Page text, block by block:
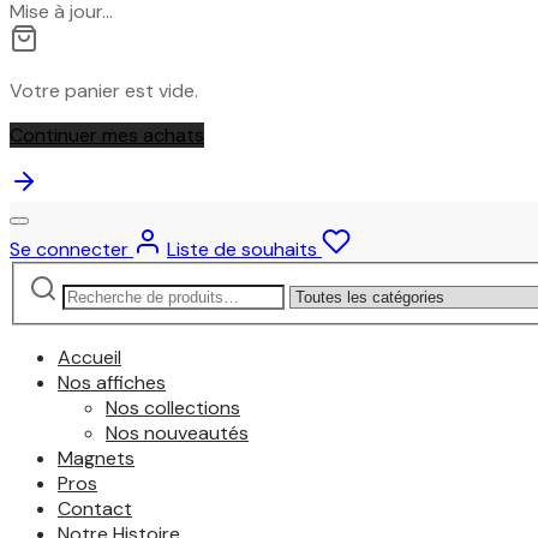
Mise à jour…
Votre panier est vide.
Continuer mes achats
Se connecter
Liste de souhaits
Recherche
pour :
Narrow
by
category:
Accueil
Nos affiches
Nos collections
Nos nouveautés
Magnets
Pros
Contact